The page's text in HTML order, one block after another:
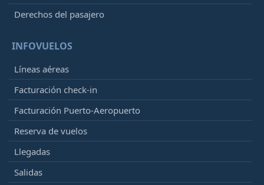
Derechos del pasajero
INFOVUELOS
Líneas aéreas
Facturación check-in
Facturación Puerto-Aeropuerto
Reserva de vuelos
Llegadas
Salidas